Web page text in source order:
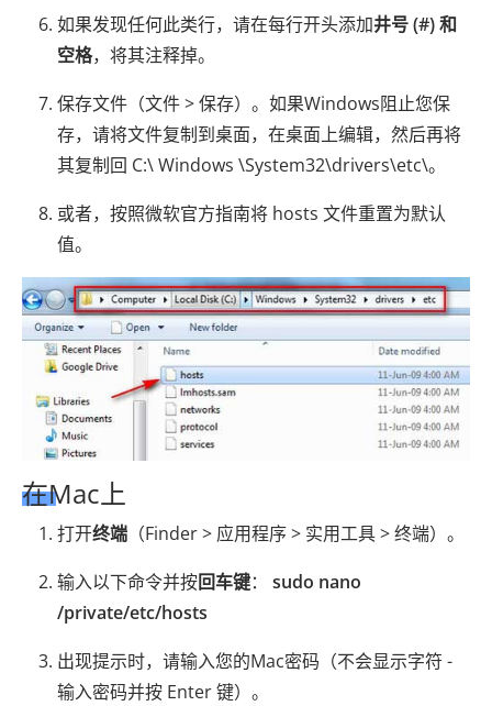
如果发现任何此类行，请在每行开头添加井号 (#) 和
空格，将其注释掉。
保存文件（文件 > 保存）。如果Windows阻止您保
存，请将文件复制到桌面，在桌面上编辑，然后再将
其复制回 C:\ Windows \System32\drivers\etc\。
或者，按照微软官方指南将 hosts 文件重置为默认
值。
在Mac上
打开终端 （Finder > 应用程序 > 实用工具 > 终端）。
输入以下命令并按回车键： sudo nano
/private/etc/hosts
出现提示时，请输入您的Mac密码（不会显示字符 -
输入密码并按 Enter 键）。